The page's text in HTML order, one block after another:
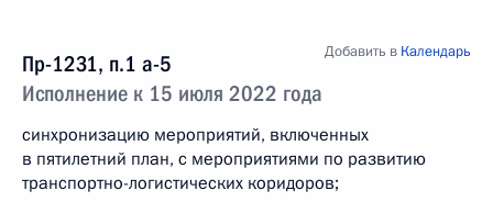
Пр-1231, п.1 а-5
Исполнение к 15 июля 2022 года
Добавить в Календарь
синхронизацию мероприятий, включенных
в пятилетний план, с мероприятиями по развитию
транспортно-логистических коридоров;